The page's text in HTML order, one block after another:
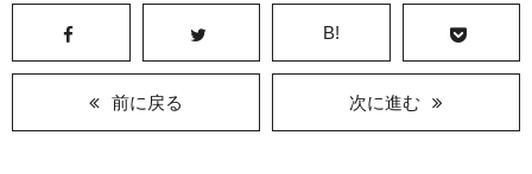
B!
前に戻る 次に進む